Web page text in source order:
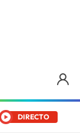
DIRECTO